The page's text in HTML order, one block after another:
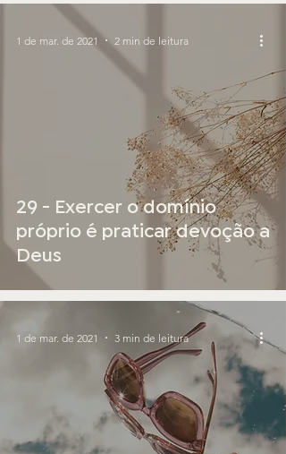
29 - Exercer o domínio
próprio é praticar devoção a
Deus
1 de mar. de 2021 2 min de leitura
1 de mar. de 2021 3 min de leitura